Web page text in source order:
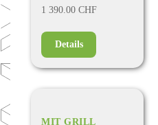
1 390.00 CHF
Details
MIT GRILL